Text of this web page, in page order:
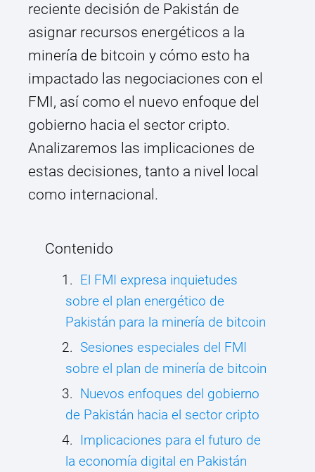
reciente decisión de Pakistán de
asignar recursos energéticos a la
minería de bitcoin y cómo esto ha
impactado las negociaciones con el
FMI, así como el nuevo enfoque del
gobierno hacia el sector cripto.
Analizaremos las implicaciones de
estas decisiones, tanto a nivel local
como internacional.
Contenido
El FMI expresa inquietudes
sobre el plan energético de
Pakistán para la minería de bitcoin
Sesiones especiales del FMI
sobre el plan de minería de bitcoin
Nuevos enfoques del gobierno
de Pakistán hacia el sector cripto
Implicaciones para el futuro de
la economía digital en Pakistán